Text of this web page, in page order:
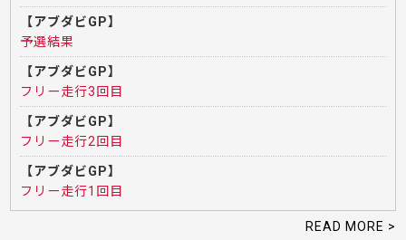
【アブダビGP】
予選結果
【アブダビGP】
フリー走行3回目
【アブダビGP】
フリー走行2回目
【アブダビGP】
フリー走行1回目
READ MORE >